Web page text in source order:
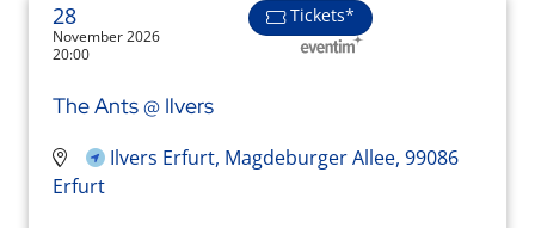
28
November 2026
20:00
Tickets*
The Ants @ Ilvers
Ilvers Erfurt, Magdeburger Allee, 99086
Erfurt